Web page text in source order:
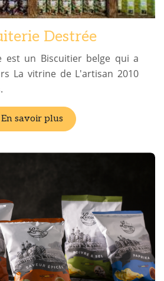
Destrée
est un Biscuitier belge qui a
La vitrine de L'artisan 2010
En savoir plus